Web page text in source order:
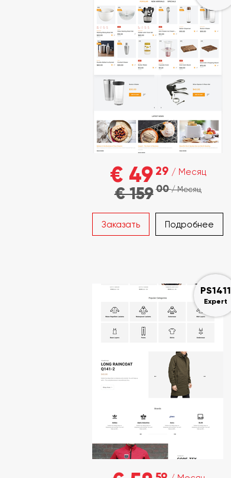
€ 49 29 / Месяц
€ 15900/ Месяц
Заказать Подробнее
PS1411
Expert